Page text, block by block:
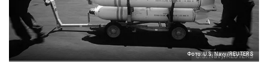
Фото: U.S. Navy/REUTERS